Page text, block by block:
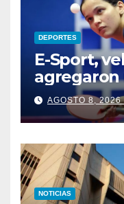
DEPORTES
E-Sport,
agregaron
AGOSTO 8, 2026
NOTICIAS